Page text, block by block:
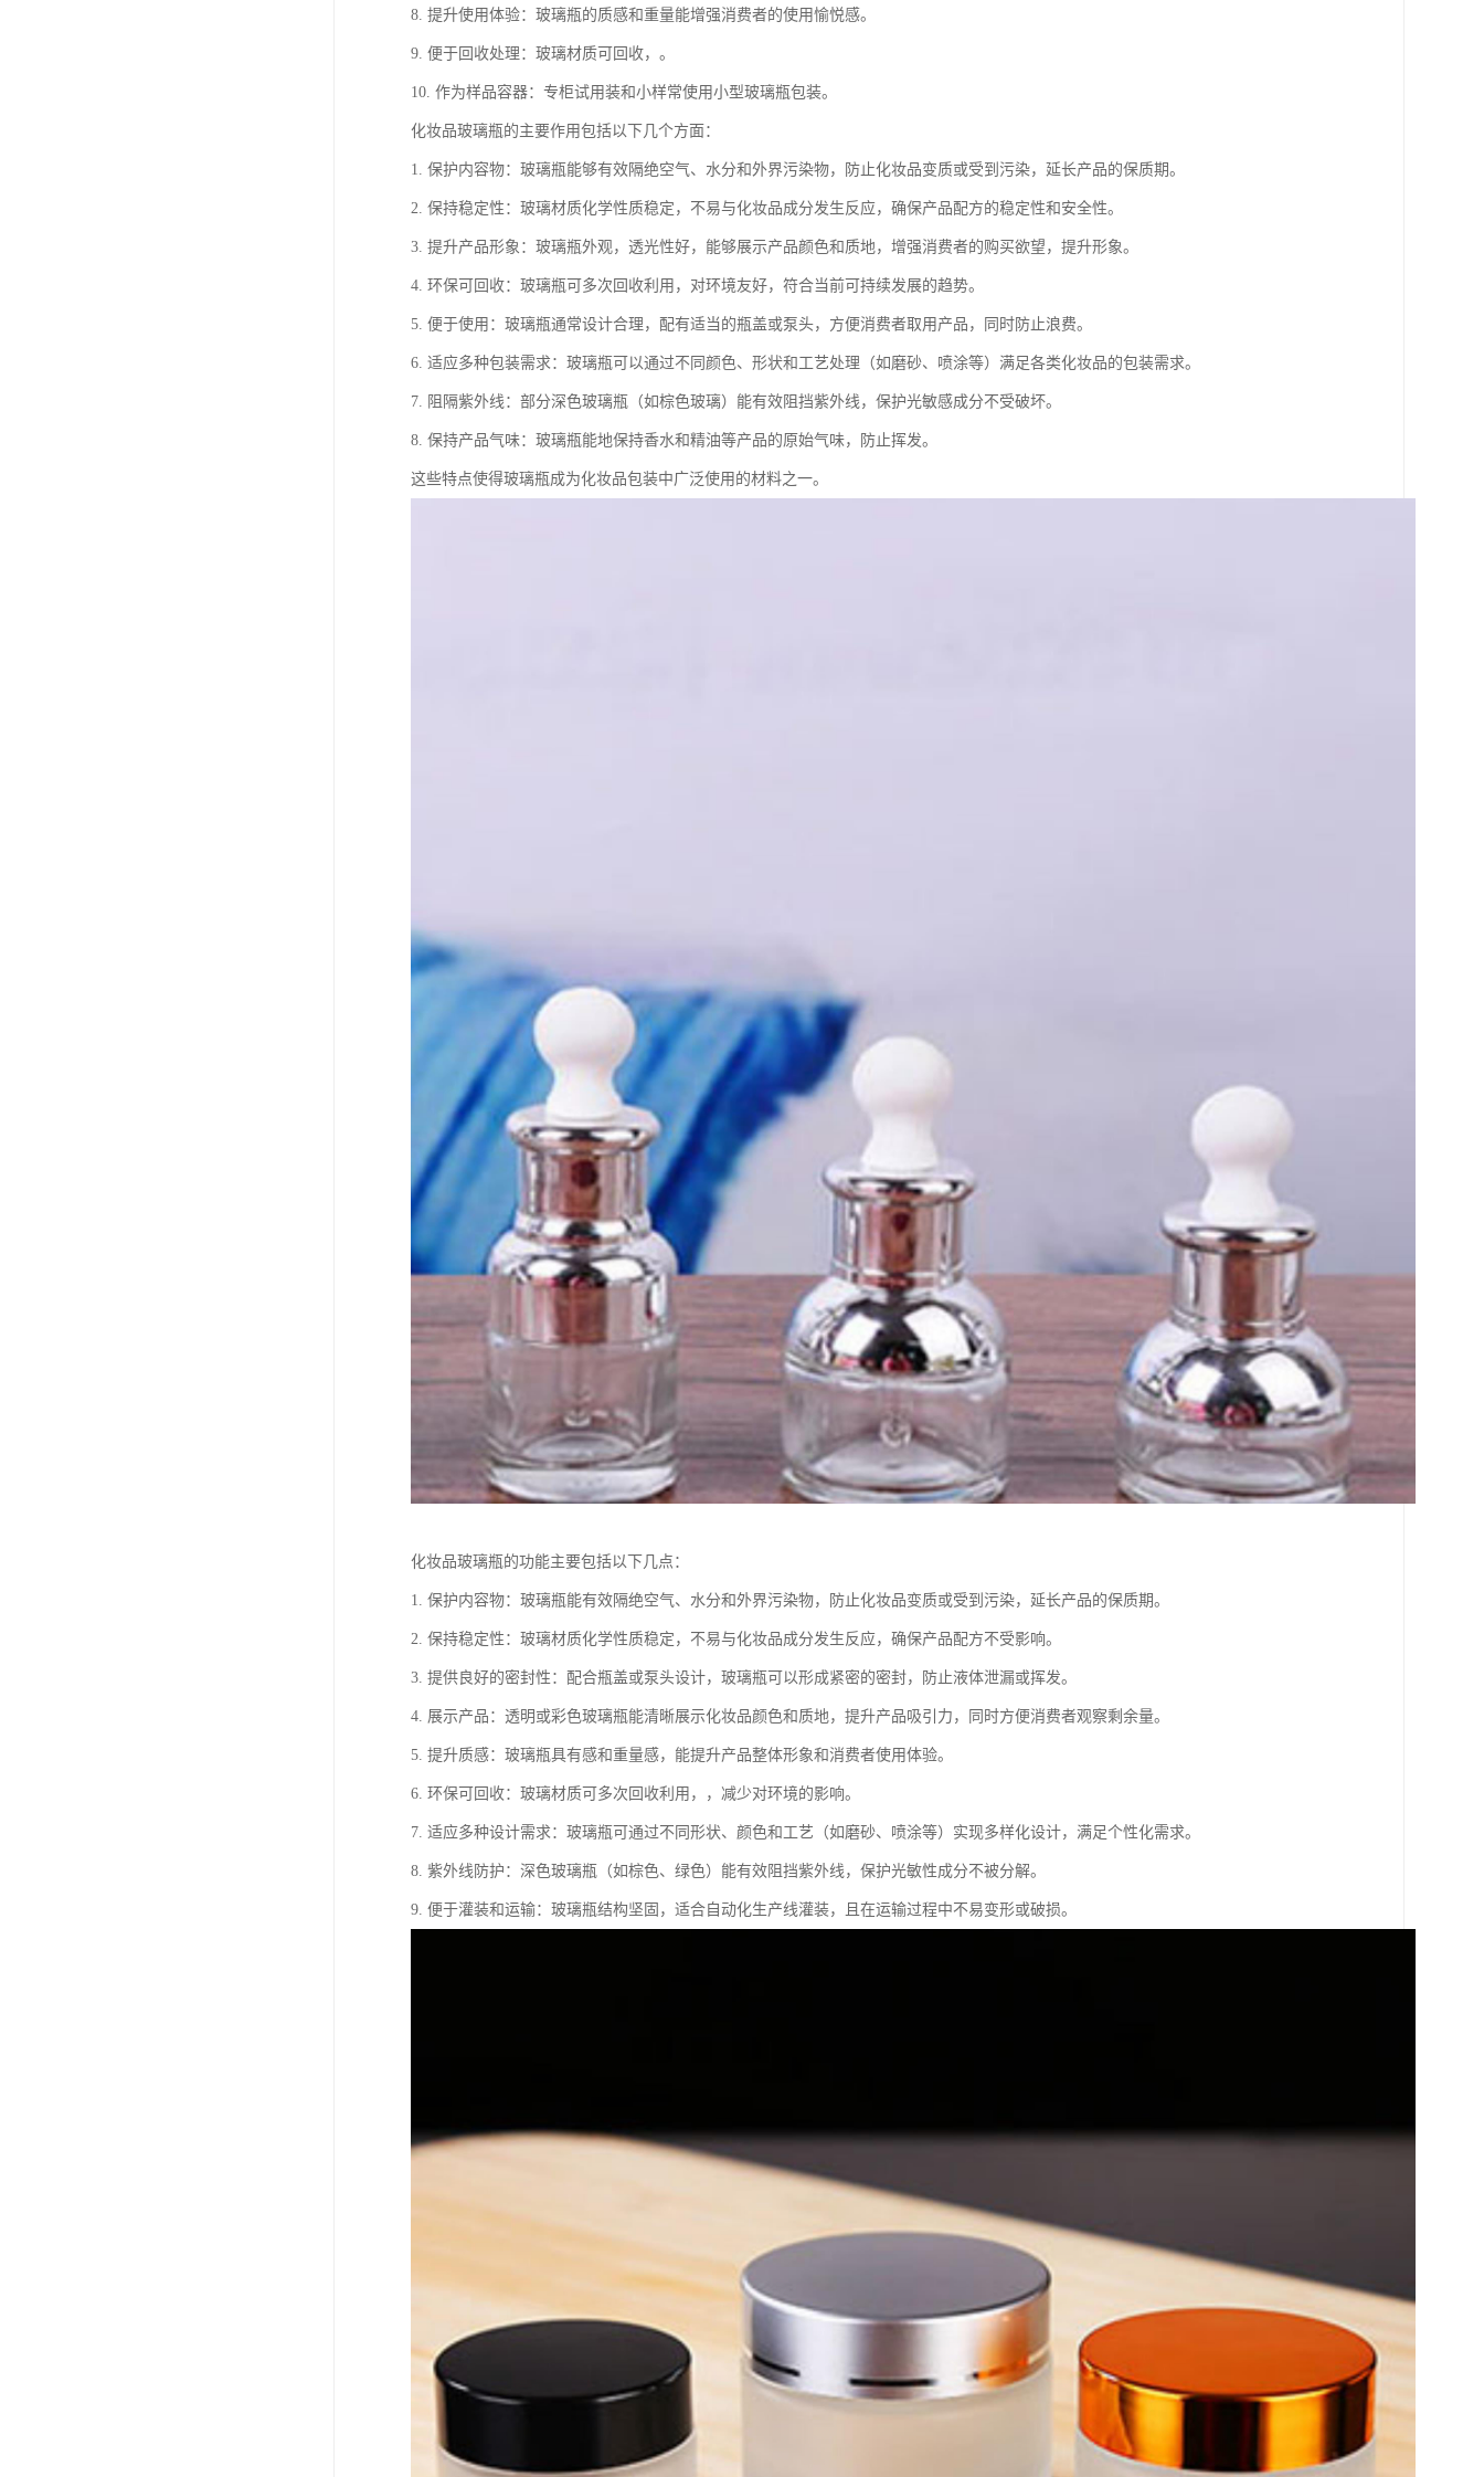
8. 提升使用体验：玻璃瓶的质感和重量能增强消费者的使用愉悦感。
9. 便于回收处理：玻璃材质可回收，。
10. 作为样品容器：专柜试用装和小样常使用小型玻璃瓶包装。
化妆品玻璃瓶的主要作用包括以下几个方面：
1. 保护内容物：玻璃瓶能够有效隔绝空气、水分和外界污染物，防止化妆品变质或受到污染，延长产品的保质期。
2. 保持稳定性：玻璃材质化学性质稳定，不易与化妆品成分发生反应，确保产品配方的稳定性和安全性。
3. 提升产品形象：玻璃瓶外观，透光性好，能够展示产品颜色和质地，增强消费者的购买欲望，提升形象。
4. 环保可回收：玻璃瓶可多次回收利用，对环境友好，符合当前可持续发展的趋势。
5. 便于使用：玻璃瓶通常设计合理，配有适当的瓶盖或泵头，方便消费者取用产品，同时防止浪费。
6. 适应多种包装需求：玻璃瓶可以通过不同颜色、形状和工艺处理（如磨砂、喷涂等）满足各类化妆品的包装需求。
7. 阻隔紫外线：部分深色玻璃瓶（如棕色玻璃）能有效阻挡紫外线，保护光敏感成分不受破坏。
8. 保持产品气味：玻璃瓶能地保持香水和精油等产品的原始气味，防止挥发。
这些特点使得玻璃瓶成为化妆品包装中广泛使用的材料之一。
化妆品玻璃瓶的功能主要包括以下几点：
1. 保护内容物：玻璃瓶能有效隔绝空气、水分和外界污染物，防止化妆品变质或受到污染，延长产品的保质期。
2. 保持稳定性：玻璃材质化学性质稳定，不易与化妆品成分发生反应，确保产品配方不受影响。
3. 提供良好的密封性：配合瓶盖或泵头设计，玻璃瓶可以形成紧密的密封，防止液体泄漏或挥发。
4. 展示产品：透明或彩色玻璃瓶能清晰展示化妆品颜色和质地，提升产品吸引力，同时方便消费者观察剩余量。
5. 提升质感：玻璃瓶具有感和重量感，能提升产品整体形象和消费者使用体验。
6. 环保可回收：玻璃材质可多次回收利用，，减少对环境的影响。
7. 适应多种设计需求：玻璃瓶可通过不同形状、颜色和工艺（如磨砂、喷涂等）实现多样化设计，满足个性化需求。
8. 紫外线防护：深色玻璃瓶（如棕色、绿色）能有效阻挡紫外线，保护光敏性成分不被分解。
9. 便于灌装和运输：玻璃瓶结构坚固，适合自动化生产线灌装，且在运输过程中不易变形或破损。